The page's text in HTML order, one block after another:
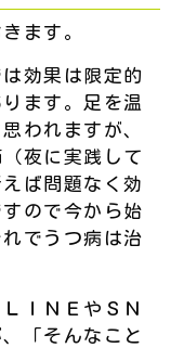
ます。
効果は限定的
ます。足を温
われますが、
夜に実践して
ば問題なく効
ので今から始
でうつ病は治
ＩＮＥやＳＮ
「そんなこと